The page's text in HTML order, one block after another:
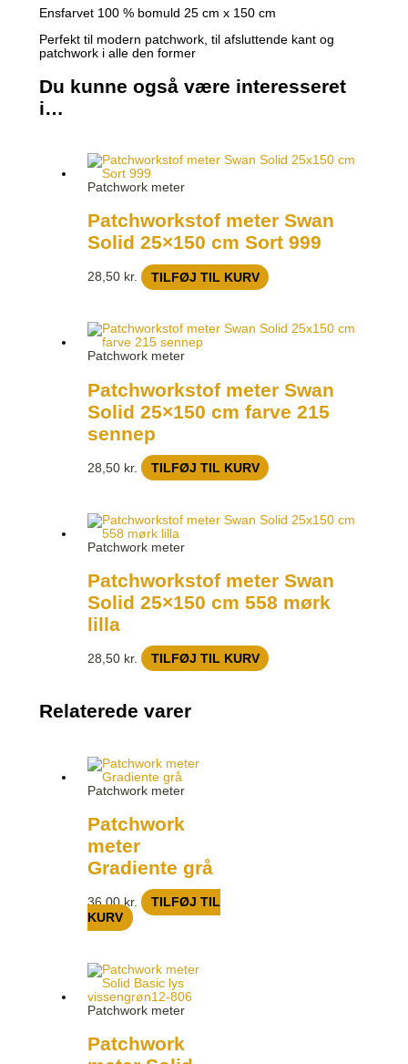
Ensfarvet 100 % bomuld 25 cm x 150 cm
Perfekt til modern patchwork, til afsluttende kant og
patchwork i alle den former
Du kunne også være interesseret
i…
Patchwork meter
Patchworkstof meter Swan
Solid 25×150 cm Sort 999
28,50 kr. TILFØJ TIL KURV
Patchwork meter
Patchworkstof meter Swan
Solid 25×150 cm farve 215
sennep
28,50 kr. TILFØJ TIL KURV
Patchwork meter
Patchworkstof meter Swan
Solid 25×150 cm 558 mørk
lilla
28,50 kr. TILFØJ TIL KURV
Relaterede varer
Patchwork meter
Patchwork
meter
Gradiente grå
36,00kr.
TILFØJ TIL
KURV
Patchwork meter
Patchwork